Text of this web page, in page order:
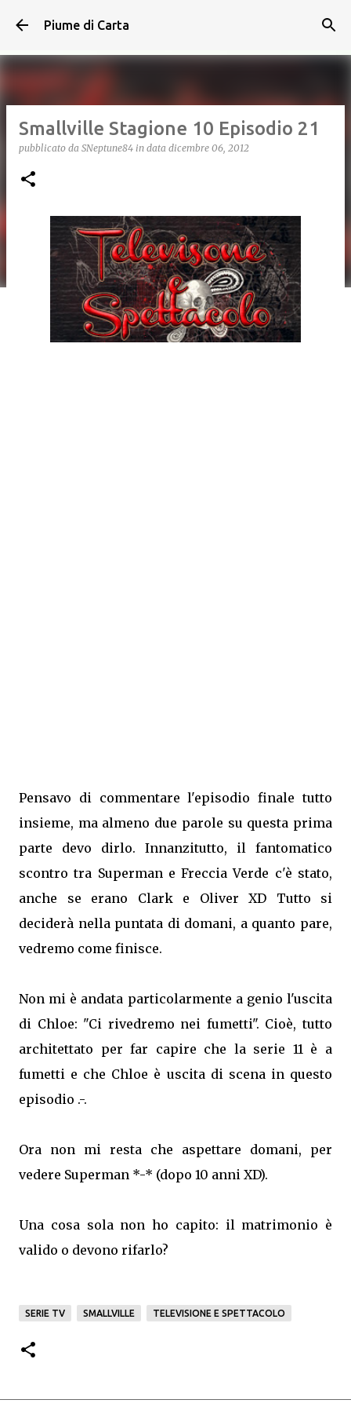
Passa ai contenuti principali
Piume di Carta
Smallville Stagione 10 Episodio 21
pubblicato da SNeptune84 in data dicembre 06, 2012
Pensavo di commentare l'episodio finale tutto
insieme, ma almeno due parole su questa prima
parte devo dirlo. Innanzitutto, il fantomatico
scontro tra Superman e Freccia Verde c'è stato,
anche se erano Clark e Oliver XD Tutto si
deciderà nella puntata di domani, a quanto pare,
vedremo come finisce.
Non mi è andata particolarmente a genio l'uscita
di Chloe: "Ci rivedremo nei fumetti". Cioè, tutto
architettato per far capire che la serie 11 è a
fumetti e che Chloe è uscita di scena in questo
episodio .-.
Ora non mi resta che aspettare domani, per
vedere Superman *-* (dopo 10 anni XD).
Una cosa sola non ho capito: il matrimonio è
valido o devono rifarlo?
SERIE TV SMALLVILLE TELEVISIONE E SPETTACOLO